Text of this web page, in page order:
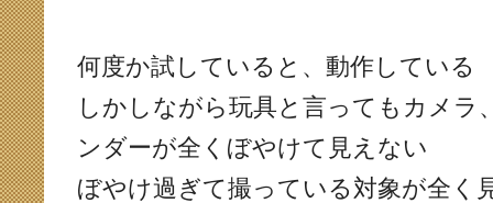
何度か試していると、動作している
しかしながら玩具と言ってもカメラ
ンダーが全くぼやけて見えない
ぼやけ過ぎて撮っている対象が全く